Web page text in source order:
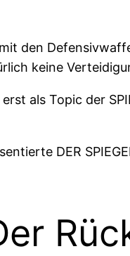
den
keine
als Topic der
DER